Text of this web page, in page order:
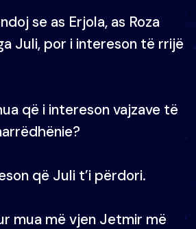
se as Erjola, as Roza
Juli, por i intereson të rrijë
që i intereson vajzave të
që Juli t’i përdori.
mua më vjen Jetmir më